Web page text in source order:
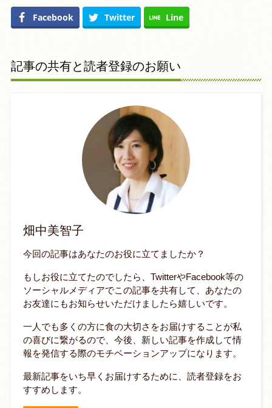
Facebook Twitter Line
記事の共有と読者登録のお願い
畑中美智子
今回の記事はあなたのお役に立てましたか？
もしお役に立てたのでしたら、TwitterやFacebook等の
ソーシャルメディアでこの記事を共有して、あなたの
お友達にもお知らせいただけましたら嬉しいです。
一人でも多くの方に食の大切さをお届けすることが私
の喜びに繋がるので、今後、新しい記事を作成して情
報を発信する際のモチベーションアップになります。
最新記事をいち早くお届けするために、読者登録をお
すすめします。